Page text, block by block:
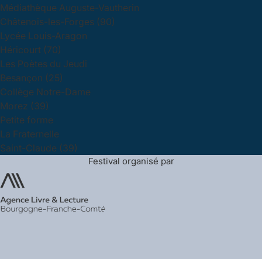
Médiathèque Auguste-Vautherin
Châtenois-les-Forges (90)
Lycée Louis-Aragon
Héricourt (70)
Les Poètes du Jeudi
Besançon (25)
Collège Notre-Dame
Morez (39)
Petite forme
La Fraternelle
Saint-Claude (39)
Festival organisé par